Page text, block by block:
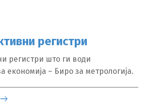
регистри
регистри што ги води
економија – Биро за метрологија.